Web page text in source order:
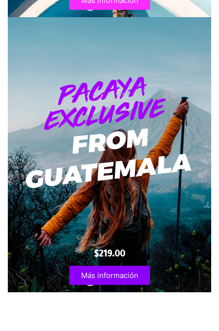
$219.00
Más información